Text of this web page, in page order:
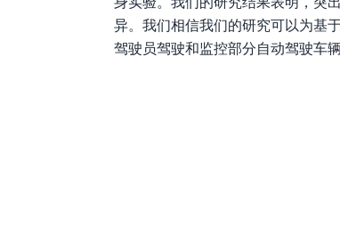
异。我们相信我们的研究可以为基
驾驶员驾驶和监控部分自动驾驶车